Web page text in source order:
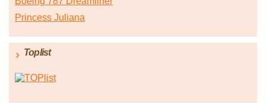
Princess Juliana
Toplist